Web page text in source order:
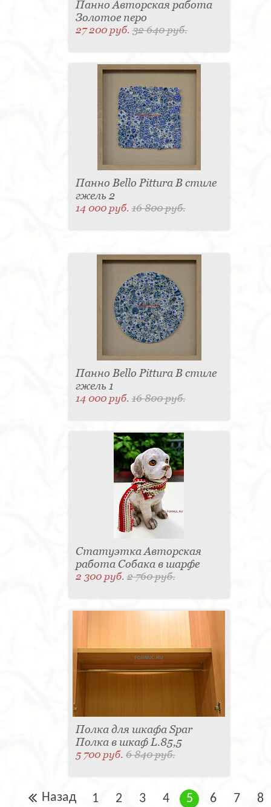
Панно Авторская работа
Золотое перо
27 200 руб.32 640 руб.
Панно Bello Pittura В стиле
гжель 2
14 000 руб.16 800 руб.
Панно Bello Pittura В стиле
гжель 1
14 000 руб.16 800 руб.
Статуэтка Авторская
работа Собака в шарфе
2 300 руб.2 760 руб.
Полка для шкафа Spar
Полка в шкаф L.85,5
5 700 руб.6 840 руб.
Назад 1 2 3 4 5 6 7 8